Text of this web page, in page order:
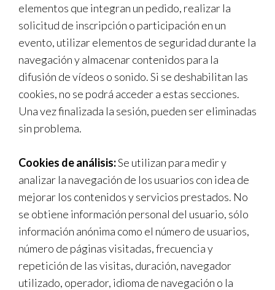
elementos que integran un pedido, realizar la
solicitud de inscripción o participación en un
evento, utilizar elementos de seguridad durante la
navegación y almacenar contenidos para la
difusión de vídeos o sonido. Si se deshabilitan las
cookies, no se podrá acceder a estas secciones.
Una vez finalizada la sesión, pueden ser eliminadas
sin problema.
Cookies de análisis:Se utilizan para medir y
analizar la navegación de los usuarios con idea de
mejorar los contenidos y servicios prestados. No
se obtiene información personal del usuario, sólo
información anónima como el número de usuarios,
número de páginas visitadas, frecuencia y
repetición de las visitas, duración, navegador
utilizado, operador, idioma de navegación o la